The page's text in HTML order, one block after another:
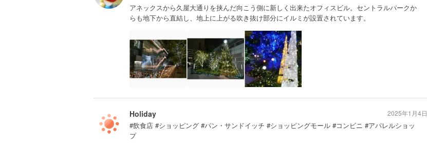
アネックスから久屋大通りを挟んだ向こう側に新しく出来たオフィスビル。セントラルパークか
らも地下から直結し、地上に上がる吹き抜け部分にイルミが設置されています。
Holiday
#飲食店 #ショッピング #パン・サンドイッチ #ショッピングモール #コンビニ #アパレルショッ
プ
2025年1月4日